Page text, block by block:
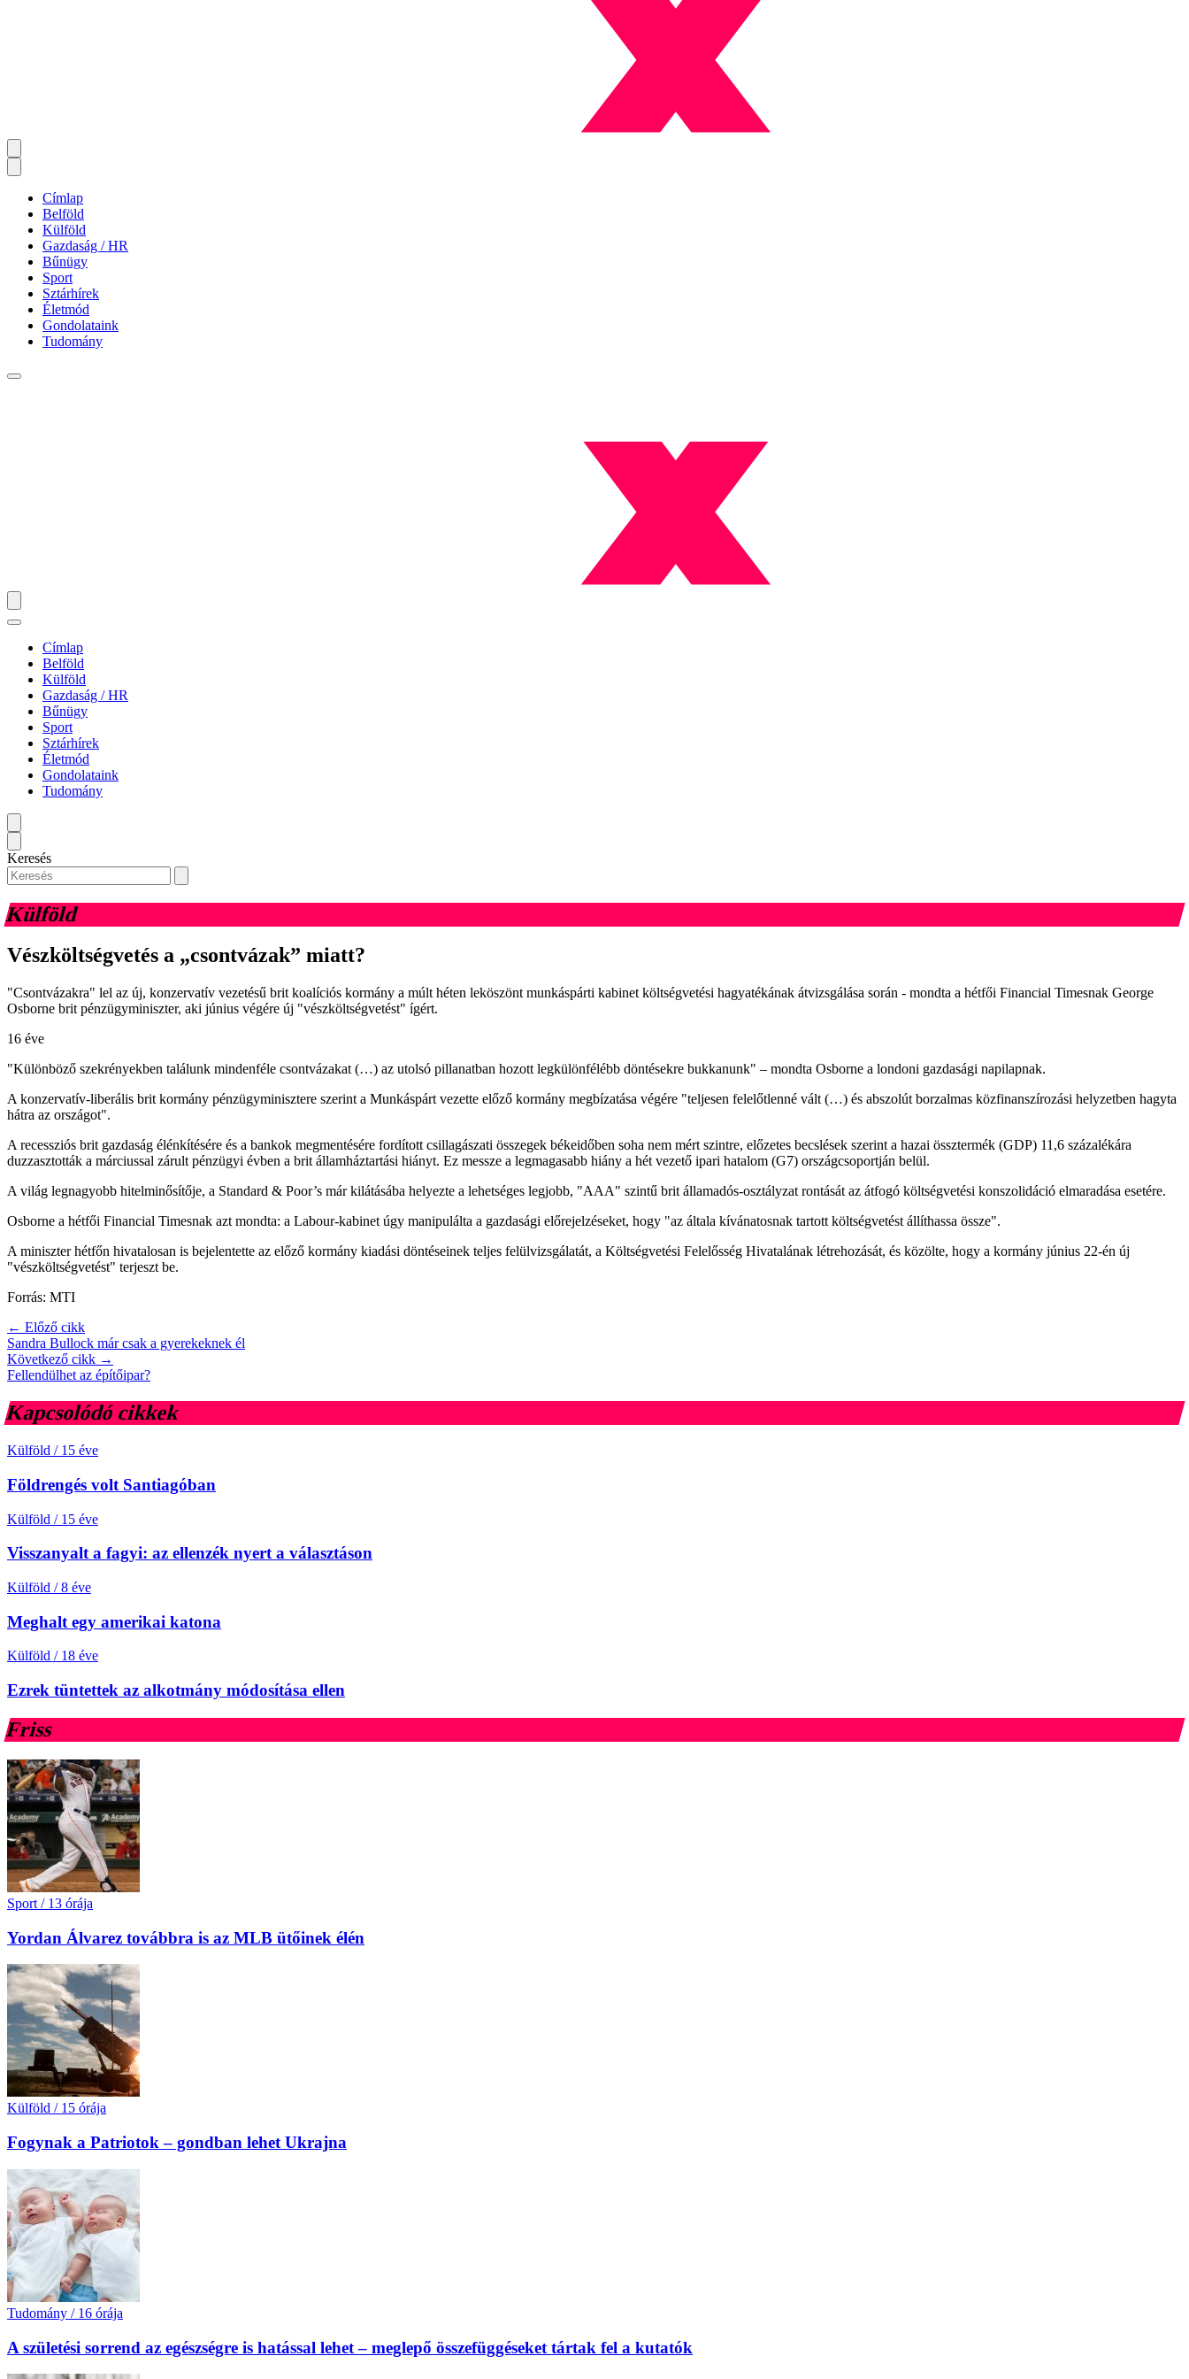
Címlap
Belföld
Külföld
Gazdaság / HR
Bűnügy
Sport
Sztárhírek
Életmód
Gondolataink
Tudomány
Címlap
Belföld
Külföld
Gazdaság / HR
Bűnügy
Sport
Sztárhírek
Életmód
Gondolataink
Tudomány
Keresés
Külföld
Vészköltségvetés a „csontvázak” miatt?
"Csontvázakra" lel az új, konzervatív vezetésű brit koalíciós kormány a múlt héten leköszönt munkáspárti kabinet költségvetési hagyatékának átvizsgálása során - mondta a hétfői Financial Timesnak George
Osborne brit pénzügyminiszter, aki június végére új "vészköltségvetést" ígért.
16 éve
"Különböző szekrényekben találunk mindenféle csontvázakat (…) az utolsó pillanatban hozott legkülönfélébb döntésekre bukkanunk" – mondta Osborne a londoni gazdasági napilapnak.
A konzervatív-liberális brit kormány pénzügyminisztere szerint a Munkáspárt vezette előző kormány megbízatása végére "teljesen felelőtlenné vált (…) és abszolút borzalmas közfinanszírozási helyzetben hagyta
hátra az országot".
A recessziós brit gazdaság élénkítésére és a bankok megmentésére fordított csillagászati összegek békeidőben soha nem mért szintre, előzetes becslések szerint a hazai össztermék (GDP) 11,6 százalékára
duzzasztották a márciussal zárult pénzügyi évben a brit államháztartási hiányt. Ez messze a legmagasabb hiány a hét vezető ipari hatalom (G7) országcsoportján belül.
A világ legnagyobb hitelminősítője, a Standard & Poor’s már kilátásába helyezte a lehetséges legjobb, "AAA" szintű brit államadós-osztályzat rontását az átfogó költségvetési konszolidáció elmaradása esetére.
Osborne a hétfői Financial Timesnak azt mondta: a Labour-kabinet úgy manipulálta a gazdasági előrejelzéseket, hogy "az általa kívánatosnak tartott költségvetést állíthassa össze".
A miniszter hétfőn hivatalosan is bejelentette az előző kormány kiadási döntéseinek teljes felülvizsgálatát, a Költségvetési Felelősség Hivatalának létrehozását, és közölte, hogy a kormány június 22-én új
"vészköltségvetést" terjeszt be.
Forrás: MTI
← Előző cikk
Sandra Bullock már csak a gyerekeknek él
Következő cikk →
Fellendülhet az építőipar?
Kapcsolódó cikkek
Külföld / 15 éve
Földrengés volt Santiagóban
Külföld / 15 éve
Visszanyalt a fagyi: az ellenzék nyert a választáson
Külföld / 8 éve
Meghalt egy amerikai katona
Külföld / 18 éve
Ezrek tüntettek az alkotmány módosítása ellen
Friss
Sport / 13 órája
Yordan Álvarez továbbra is az MLB ütőinek élén
Külföld / 15 órája
Fogynak a Patriotok – gondban lehet Ukrajna
Tudomány / 16 órája
A születési sorrend az egészségre is hatással lehet – meglepő összefüggéseket tártak fel a kutatók